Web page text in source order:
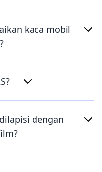
kaca mobil
dengan